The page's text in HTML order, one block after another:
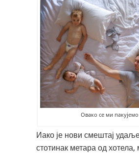
Овако се ми пакујемо
Иако је нови смештај
стотинак метара од